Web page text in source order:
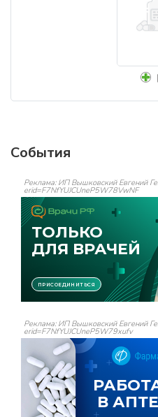
События
Реклама: ИП Вышковский Евгений
erid=F7NfYUJCUneP5W78VwNF
Реклама: ИП Вышковский Евгений
erid=F7NfYUJCUneP5W79xufv